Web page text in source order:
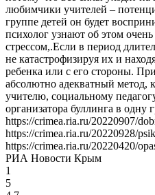
любимчики учителей –
группе детей он будет
психолог узнают об этом
стрессом,.Если в период
не катастрофизируя их и
ребенка или с его стороны.
абсолютно адекватный метод,
учителю, социальному
организатора буллинга в
https://crimea.ria.ru/20220907/
https://crimea.ria.ru/20220928/
https://crimea.ria.ru/20220420/
РИА Новости Крым
1
5